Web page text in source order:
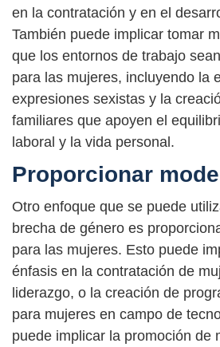
en la contratación y en el
También puede implicar tomar
que los entornos de trabajo
para las mujeres, incluyendo la
expresiones sexistas y la
familiares que apoyen el
laboral y la vida personal.
Proporcionar
Otro enfoque que se puede
brecha de género es
para las mujeres. Esto puede
énfasis en la contratación de
liderazgo, o la creación de
para mujeres en campo de
puede implicar la promoción de